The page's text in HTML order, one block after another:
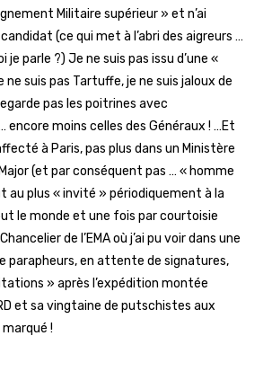
Militaire supérieur » et n’ai
(ce qui met à l’abri des aigreurs …
je parle ?) Je ne suis pas issu d’une «
ne suis pas Tartuffe, je ne suis jaloux de
pas les poitrines avec
encore moins celles des Généraux ! …Et
à Paris, pas plus dans un Ministère
(et par conséquent pas … « homme
au plus « invité » périodiquement à la
le monde et une fois par courtoisie
de l’EMA où j’ai pu voir dans une
parapheurs, en attente de signatures,
» après l’expédition montée
et sa vingtaine de putschistes aux
marqué !